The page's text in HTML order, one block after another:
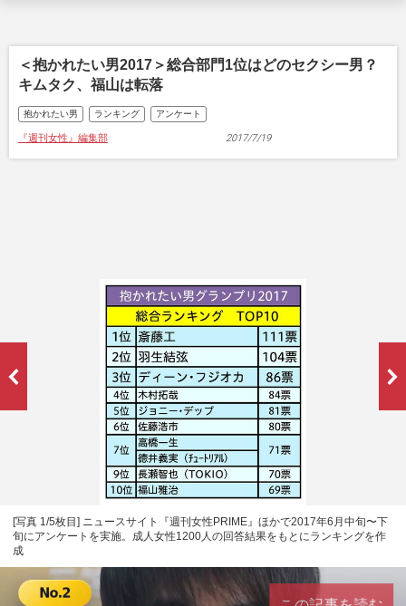
＜抱かれたい男2017＞総合部門1位はどのセクシー男？
キムタク、福山は転落
抱かれたい男 ランキング アンケート
『週刊女性』編集部 2017/7/19
[写真 1/5枚目] ニュースサイト『週刊女性PRIME』ほかで2017年6月中旬〜下
旬にアンケートを実施。成人女性1200人の回答結果をもとにランキングを作
成